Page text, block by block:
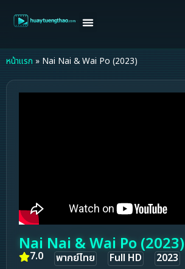
หน้าแรก » Nai Nai & Wai Po (2023)
Nai Nai & Wai Po (2023)
7.0 พากย์ไทย Full HD 2023